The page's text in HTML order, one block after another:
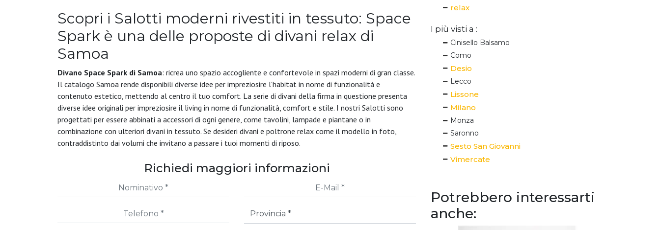
Scopri i Salotti moderni rivestiti in tessuto: Space
Spark è una delle proposte di divani relax di
Samoa
Divano Space Spark di Samoa: ricrea uno spazio accogliente e confortevole in spazi moderni di gran classe.
Il catalogo Samoa rende disponibili diverse idee per impreziosire l'habitat in nome di funzionalità e
contenuto estetico, mettendo al centro il tuo comfort. La serie di divani della firma in questione presenta
diverse idee originali per impreziosire il living in nome di funzionalità, comfort e stile. I nostri Salotti sono
progettati per essere abbinati a accessori di ogni genere, come tavolini, lampade e piantane o in
combinazione con ulteriori divani in tessuto. Se desideri divani e poltrone relax come il modello in foto,
contraddistinto dai volumi che invitano a passare i tuoi momenti di riposo.
Richiedi maggiori informazioni
relax
I più visti a :
Cinisello Balsamo
Como
Desio
Lecco
Lissone
Milano
Monza
Saronno
Sesto San Giovanni
Vimercate
Potrebbero interessarti
anche: